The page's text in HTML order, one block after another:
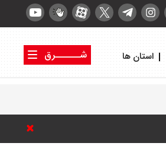
استان ها
شــــــرق